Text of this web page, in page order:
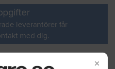
×
leverantörer får
med dig.